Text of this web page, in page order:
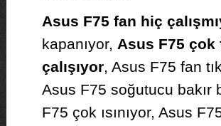
Asus F75 fan hiç
kapanıyor, Asus F75 çok
çalışıyor, Asus F75 fan
Asus F75 soğutucu bakır
F75 çok ısınıyor, Asus